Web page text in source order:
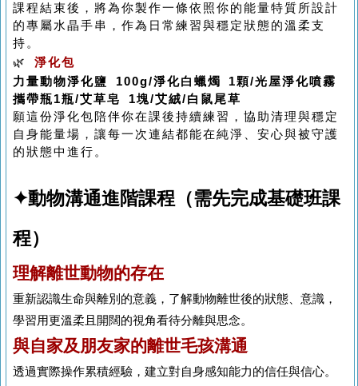
課程結束後，將為你製作一條依照你的能量特質所設計
的專屬水晶手串，作為日常練習與穩定狀態的溫柔支
持。
🌿 淨化包
力量動物淨化鹽 100g/淨化白蠟燭 1顆/光屋淨化噴霧
攜帶瓶1瓶/艾草皂 1塊/艾絨/白鼠尾草
願這份淨化包陪伴你在課後持續練習，協助清理與穩定
自身能量場，讓每一次連結都能在純淨、安心與被守護
的狀態中進行。
✦動物溝通進階課程（需先完成基礎班課
程）
理解離世動物的存在
重新認識生命與離別的意義，了解動物離世後的狀態、意識，
學習用更溫柔且開闊的視角看待分離與思念。
與自家及朋友家的離世毛孩溝通
透過實際操作累積經驗，建立對自身感知能力的信任與信心。